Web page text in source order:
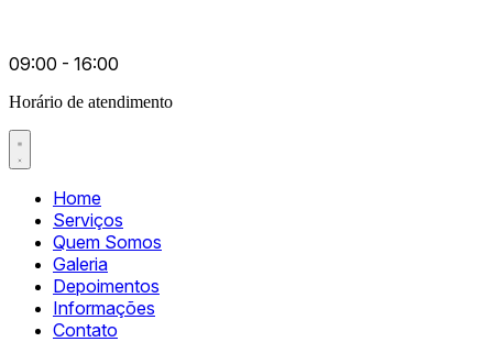
09:00 - 16:00
Horário de atendimento
Home
Serviços
Quem Somos
Galeria
Depoimentos
Informações
Contato